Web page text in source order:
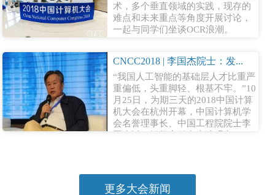
术，多个垂直领域的实践，现存的
难点和未来重点等角度开展讨论，
一起与同学们坐谈OCR浪潮。
CNCC2018 | 李国杰院士：发...
“我国人工智能的基础层人才比重严
重偏低，头重脚轻、根基不牢。”10
月25日，为期三天的2018中国计算
机大会在杭州开幕，中国计算机学
会名誉理事长、中国工程院院士李
国杰以一组数字引出上述观点。...
更多大会新闻